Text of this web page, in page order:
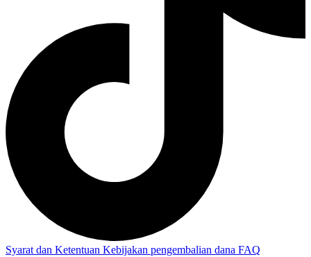
Syarat dan Ketentuan Kebijakan pengembalian dana FAQ